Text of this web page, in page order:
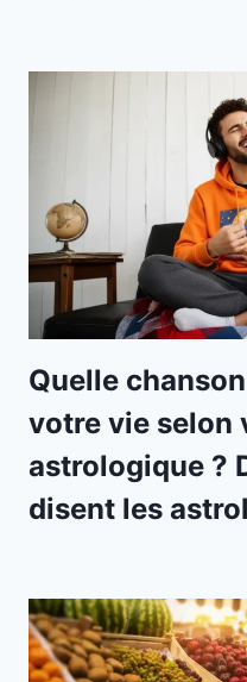
Quelle
votre vie selon
astrologique ?
disent les